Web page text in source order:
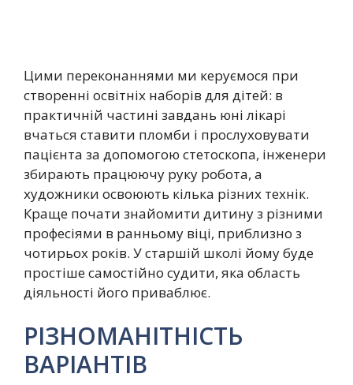
Цими переконаннями ми керуємося при
створенні освітніх наборів для дітей: в
практичній частині завдань юні лікарі
вчаться ставити пломби і прослуховувати
пацієнта за допомогою стетоскопа, інженери
збирають працюючу руку робота, а
художники освоюють кілька різних технік.
Краще почати знайомити дитину з різними
професіями в ранньому віці, приблизно з
чотирьох років. У старшій школі йому буде
простіше самостійно судити, яка область
діяльності його приваблює.
РІЗНОМАНІТНІСТЬ
ВАРІАНТІВ